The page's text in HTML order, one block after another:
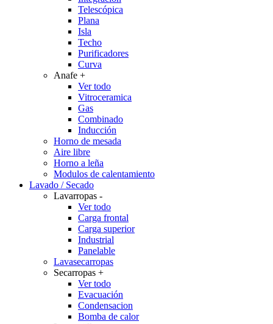
Telescópica
Plana
Isla
Techo
Purificadores
Curva
Anafe +
Ver todo
Vitroceramica
Gas
Combinado
Inducción
Horno de mesada
Aire libre
Horno a leña
Modulos de calentamiento
Lavado / Secado
Lavarropas -
Ver todo
Carga frontal
Carga superior
Industrial
Panelable
Lavasecarropas
Secarropas +
Ver todo
Evacuación
Condensacion
Bomba de calor